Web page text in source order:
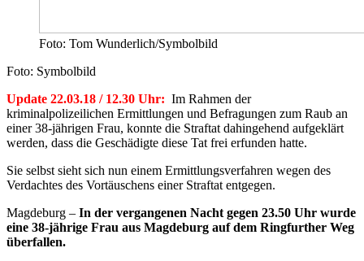
Foto: Tom Wunderlich/Symbolbild
Foto: Symbolbild
Update 22.03.18 / 12.30 Uhr: Im Rahmen der
kriminalpolizeilichen Ermittlungen und Befragungen zum Raub an
einer 38-jährigen Frau, konnte die Straftat dahingehend aufgeklärt
werden, dass die Geschädigte diese Tat frei erfunden hatte.
Sie selbst sieht sich nun einem Ermittlungsverfahren wegen des
Verdachtes des Vortäuschens einer Straftat entgegen.
Magdeburg – In der vergangenen Nacht gegen 23.50 Uhr wurde
eine 38-jährige Frau aus Magdeburg auf dem Ringfurther Weg
überfallen.